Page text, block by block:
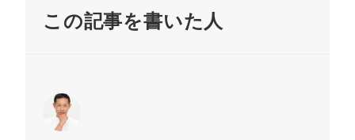
この記事を書いた人